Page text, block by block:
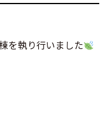
を執り行いました